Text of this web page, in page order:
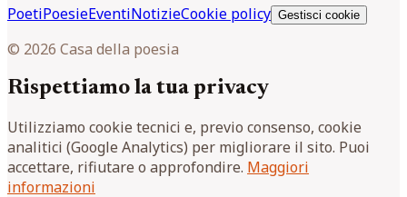
PoetiPoesieEventiNotizieCookie policy Gestisci cookie
© 2026 Casa della poesia
Rispettiamo la tua privacy
Utilizziamo cookie tecnici e, previo consenso, cookie
analitici (Google Analytics) per migliorare il sito. Puoi
accettare, rifiutare o approfondire. Maggiori
informazioni